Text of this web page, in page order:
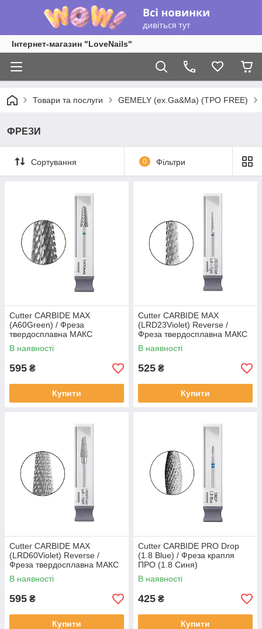
Інтернет-магазин "LoveNails"
Товари та послуги GEMELY (ex.Ga&Ma) (TPO FREE)
ФРЕЗИ
Сортування 0 Фільтри
Cutter CARBIDE MAX
(A60Green) / Фреза
твердосплавна МАКС
(A60Зелена)
В наявності
595 ₴
Купити
Cutter CARBIDE MAX
(LRD23Violet) Reverse /
Фреза твердосплавна МАКС
(LRD23Фіолетова) Реверс
В наявності
525 ₴
Купити
Cutter CARBIDE MAX
(LRD60Violet) Reverse /
Фреза твердосплавна МАКС
(LRD60Фіолетова) Реверс
В наявності
595 ₴
Купити
Cutter CARBIDE PRO Drop
(1.8 Blue) / Фреза крапля
ПРО (1.8 Синя)
В наявності
425 ₴
Купити